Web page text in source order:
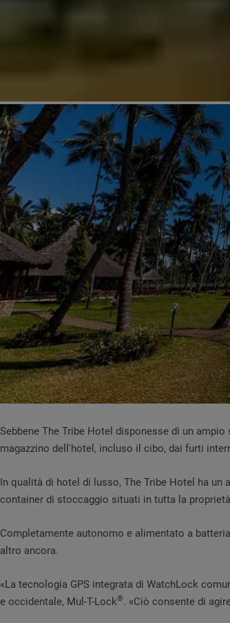
Sebbene The Tribe Hotel disponesse di un
magazzino dell'hotel, incluso il cibo, dai furti
In qualità di hotel di lusso, The Tribe Hotel ha
container di stoccaggio situati in tutta la
Completamente autonomo e alimentato a
altro ancora.
«La tecnologia GPS integrata di WatchLock
e occidentale, Mul-T-Lock®. «Ciò consente di